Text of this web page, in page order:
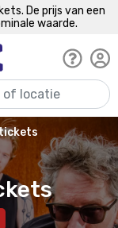
De prijs van een
waarde.